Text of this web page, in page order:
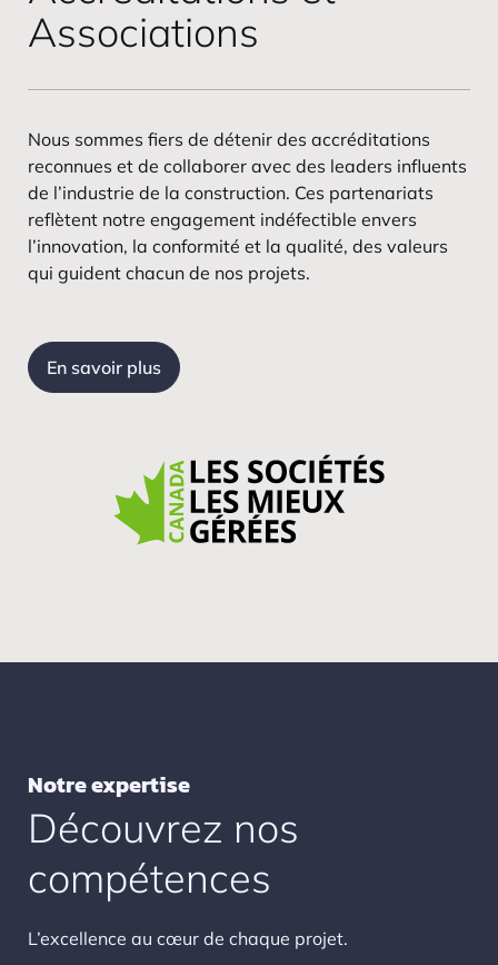
Associations
En savoir plus
Nous sommes fiers de détenir des accréditations
reconnues et de collaborer avec des leaders influents
de l’industrie de la construction. Ces partenariats
reflètent notre engagement indéfectible envers
l’innovation, la conformité et la qualité, des valeurs
qui guident chacun de nos projets.
Notre expertise
Découvrez nos
compétences
L’excellence au cœur de chaque projet.